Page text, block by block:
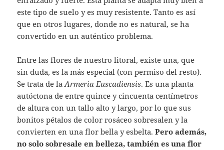
este tipo de suelo y es muy resistente. Tanto es así
que en otros lugares, donde no es natural, se ha
convertido en un auténtico problema.
Entre las flores de nuestro litoral, existe una, que
sin duda, es la más especial (con permiso del resto).
Se trata de laArmeria Euscadiensis. Es una planta
autóctona de entre quince y cincuenta centímetros
de altura con un tallo alto y largo, por lo que sus
bonitos pétalos de color rosáceo sobresalen y la
convierten en una flor bella y esbelta.Pero además,
no solo sobresale en belleza, también es una flor